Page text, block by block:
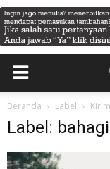
Beranda Label
Label: